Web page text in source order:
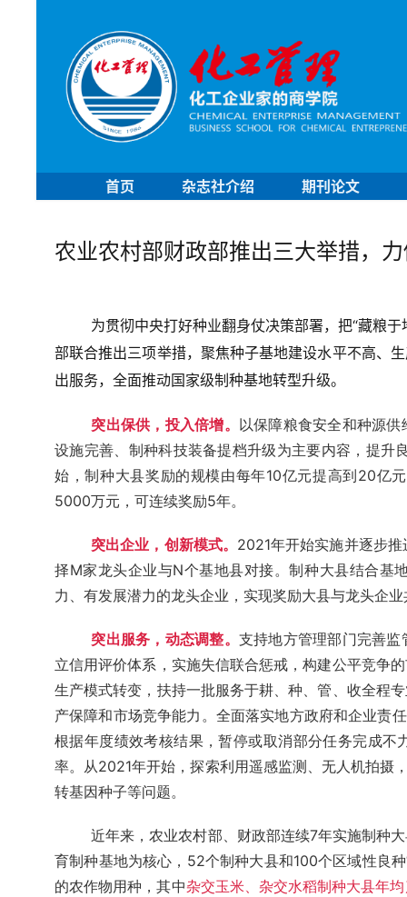
首页 杂志社介绍 期刊论文
农业农村部财政部推出三大举措，
为贯彻中央打好种业翻身仗决策部署，把“藏粮
部联合推出三项举措，聚焦种子基地建设水平不高、
出服务，全面推动国家级制种基地转型升级。
突出保供，投入倍增。 以保障粮食安全和种源
设施完善、制种科技装备提档升级为主要内容，提升
始，制种大县奖励的规模由每年10亿元提高到20亿
5000万元，可连续奖励5年。
突出企业，创新模式。 2021年开始实施并逐步
择M家龙头企业与N个基地县对接。制种大县结合基
力、有发展潜力的龙头企业，实现奖励大县与龙头企
突出服务，动态调整。 支持地方管理部门完善
立信用评价体系，实施失信联合惩戒，构建公平竞争
生产模式转变，扶持一批服务于耕、种、管、收全程
产保障和市场竞争能力。全面落实地方政府和企业责
根据年度绩效考核结果，暂停或取消部分任务完成
率。从2021年开始，探索利用遥感监测、无人机拍摄
转基因种子等问题。
近年来，农业农村部、财政部连续7年实施制种
育制种基地为核心，52个制种大县和100个区域性良
的农作物用种，其中杂交玉米、杂交水稻制种大县年